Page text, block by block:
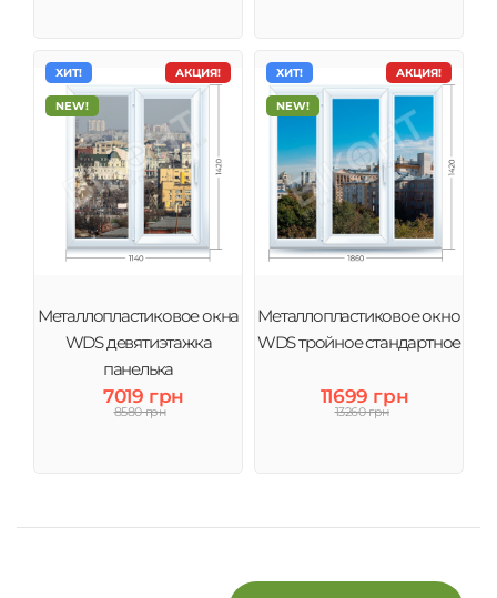
АКЦИЯ!
ХИТ!
NEW!
Металлопластиковое окна
WDS девятиэтажка
панелька
7019 грн
8580 грн
АКЦИЯ!
ХИТ!
NEW!
Металлопластиковое окно
WDS тройное стандартное
11699 грн
13260 грн